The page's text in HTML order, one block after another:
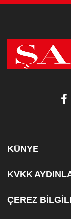
KÜNYE
KVKK
ÇEREZ